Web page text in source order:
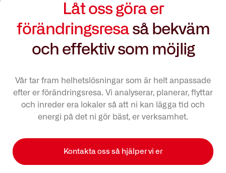
Låt oss göra er
förändringsresa så bekväm
och effektiv som möjlig
Vår tar fram helhetslösningar som är helt anpassade
efter er förändringsresa. Vi analyserar, planerar, flyttar
och inreder era lokaler så att ni kan lägga tid och
energi på det ni gör bäst, er verksamhet.
Kontakta oss så hjälper vi er